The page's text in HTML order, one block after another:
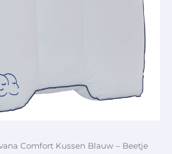
Comfort Kussen Blauw – Beetje